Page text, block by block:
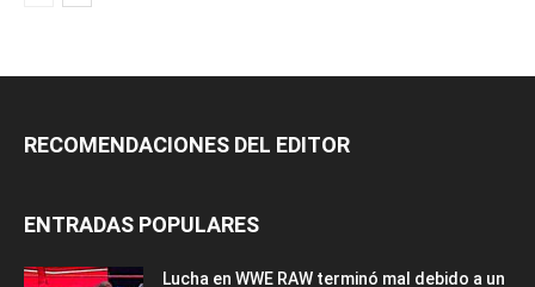
RECOMENDACIONES DEL EDITOR
ENTRADAS POPULARES
Lucha en WWE RAW terminó mal debido a un